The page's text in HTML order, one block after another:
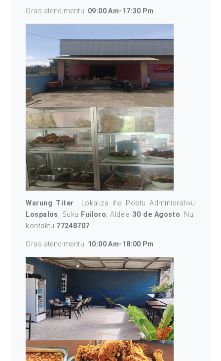
Oras atendimentu: 09:00 Am-17:30 Pm
Warung Titer
Lokaliza iha Postu Adminisrativu
Lospalos
, Suku Fuiloro , Aldeia 30 de Agosto . Nu.
kontaktu 77248707
Oras atendimentu: 10:00 Am-18:00 Pm